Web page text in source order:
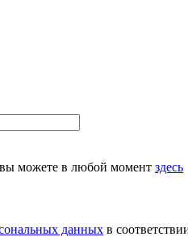
можете в любой момент здесь
данных в